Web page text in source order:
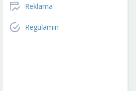
Reklama
Regulamin